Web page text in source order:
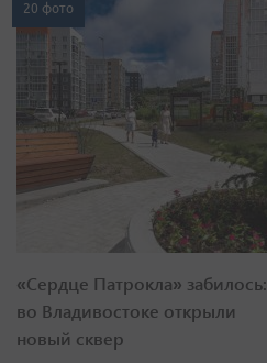
20 фото
«Сердце Патрокла» забилось:
во Владивостоке открыли
новый сквер